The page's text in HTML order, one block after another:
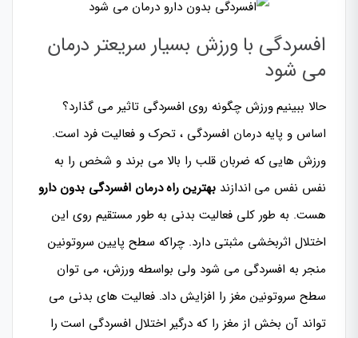
افسردگی با ورزش بسیار سریعتر درمان
می شود
حالا ببینیم ورزش چگونه روی افسردگی تاثیر می گذارد؟
اساس و پایه درمان افسردگی ، تحرک و فعالیت فرد است.
ورزش هایی که ضربان قلب را بالا می برند و شخص را به
نفس نفس می اندازندبهترین راه درمان افسردگی بدون دارو
هست. به طور کلی فعالیت بدنی به طور مستقیم روی این
اختلال اثربخشی مثبتی دارد. چراکه سطح پایین سروتونین
منجر به افسردگی می شود ولی بواسطه ورزش، می توان
سطح سروتونین مغز را افزایش داد. فعالیت های بدنی می
تواند آن بخش از مغز را که درگیر اختلال افسردگی است را